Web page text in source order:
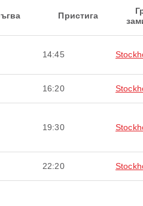
Пристига
14:45
16:20
19:30
22:20